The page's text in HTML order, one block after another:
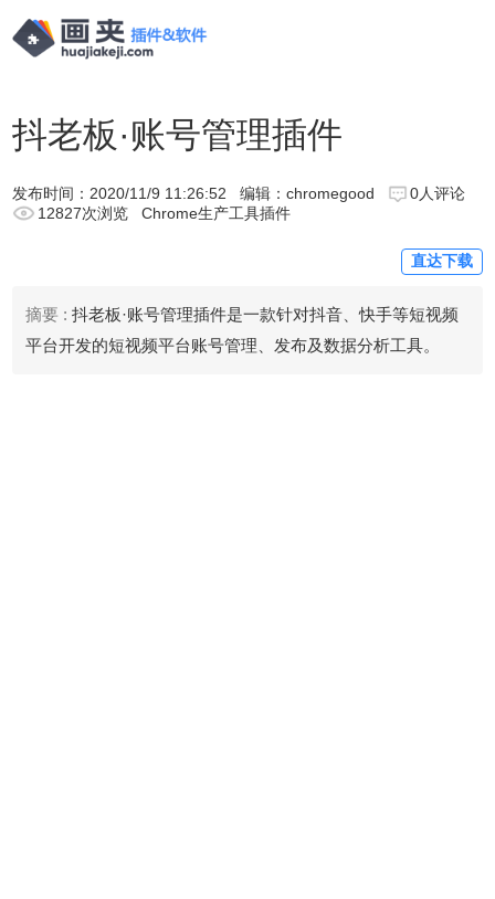
抖老板·账号管理插件
发布时间： 2020/11/9 11:26:52 编辑：chromegood
0人评论
12827次浏览
Chrome生产工具插件
直达下载
摘要 : 抖老板·账号管理插件是一款针对抖音、快手等短视频
平台开发的短视频平台账号管理、发布及数据分析工具。